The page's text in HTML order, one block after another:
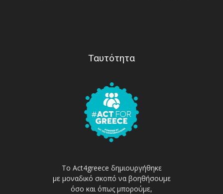
Ταυτότητα
Το Act4greece δημιουργήθηκε
με μοναδικό σκοπό να βοηθήσουμε
όσο και όπως μπορούμε,